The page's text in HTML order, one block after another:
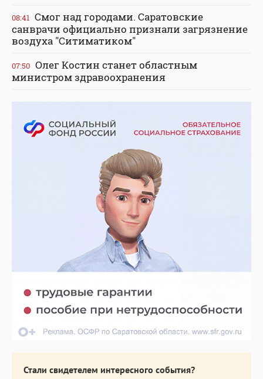
08:41 Смог над городами. Саратовские
санврачи официально признали загрязнение
воздуха "Ситиматиком"
07:50 Олег Костин станет областным
министром здравоохранения
Стали свидетелем интересного события?